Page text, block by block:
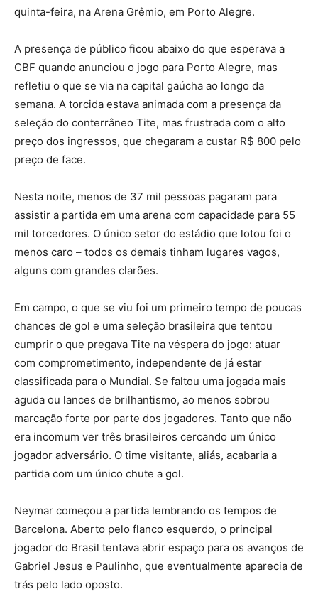
quinta-feira, na Arena Grêmio, em Porto Alegre.
A presença de público ficou abaixo do que esperava a
CBF quando anunciou o jogo para Porto Alegre, mas
refletiu o que se via na capital gaúcha ao longo da
semana. A torcida estava animada com a presença da
seleção do conterrâneo Tite, mas frustrada com o alto
preço dos ingressos, que chegaram a custar R$ 800 pelo
preço de face.
Nesta noite, menos de 37 mil pessoas pagaram para
assistir a partida em uma arena com capacidade para 55
mil torcedores. O único setor do estádio que lotou foi o
menos caro – todos os demais tinham lugares vagos,
alguns com grandes clarões.
Em campo, o que se viu foi um primeiro tempo de poucas
chances de gol e uma seleção brasileira que tentou
cumprir o que pregava Tite na véspera do jogo: atuar
com comprometimento, independente de já estar
classificada para o Mundial. Se faltou uma jogada mais
aguda ou lances de brilhantismo, ao menos sobrou
marcação forte por parte dos jogadores. Tanto que não
era incomum ver três brasileiros cercando um único
jogador adversário. O time visitante, aliás, acabaria a
partida com um único chute a gol.
Neymar começou a partida lembrando os tempos de
Barcelona. Aberto pelo flanco esquerdo, o principal
jogador do Brasil tentava abrir espaço para os avanços de
Gabriel Jesus e Paulinho, que eventualmente aparecia de
trás pelo lado oposto.